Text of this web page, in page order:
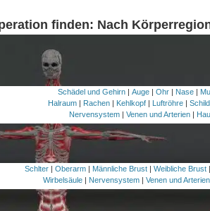
finden: Nach
Schädel und Gehirn |Auge |Ohr Nase
Halraum
Rachen Kehlkopf Luftröhre |
Nervensystem| Venen und Arterien|
Schlter |Oberarm | Männliche Brust |Weibliche Brust |
Wirbelsäule| Nervensystem| Venen und Arterien